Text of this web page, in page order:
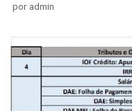
por admin